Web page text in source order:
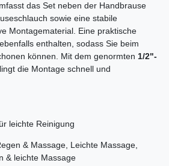
das Set neben der Handbrause
sowie eine stabile
Montagematerial. Eine praktische
enthalten, sodass Sie beim
können. Mit dem genormten 1/2"-
die Montage schnell und
leichte Reinigung
& Massage, Leichte Massage,
& leichte Massage